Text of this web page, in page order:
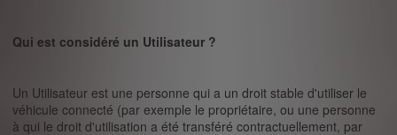
Qui est considéré un Utilisateur ?
Un Utilisateur est une personne qui a un droit stable d'utiliser le
véhicule connecté (par exemple le propriétaire, ou une personne
à qui le droit d'utilisation a été transféré contractuellement, par